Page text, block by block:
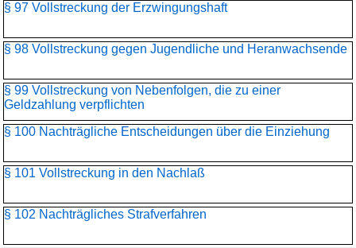
§ 97 Vollstreckung der Erzwingungshaft
§ 98 Vollstreckung gegen Jugendliche und Heranwachsende
§ 99 Vollstreckung von Nebenfolgen, die zu einer
Geldzahlung verpflichten
§ 100 Nachträgliche Entscheidungen über die Einziehung
§ 101 Vollstreckung in den Nachlaß
§ 102 Nachträgliches Strafverfahren